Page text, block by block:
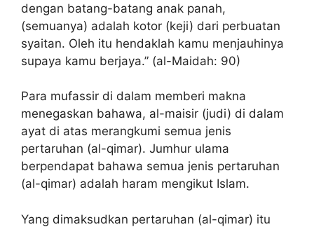
dengan batang-batang anak panah,
(semuanya) adalah kotor (keji) dari perbuatan
syaitan. Oleh itu hendaklah kamu menjauhinya
supaya kamu berjaya.” (al-Maidah: 90)
Para mufassir di dalam memberi makna
menegaskan bahawa, al-maisir (judi) di dalam
ayat di atas merangkumi semua jenis
pertaruhan (al-qimar). Jumhur ulama
berpendapat bahawa semua jenis pertaruhan
(al-qimar) adalah haram mengikut Islam.
Yang dimaksudkan pertaruhan (al-qimar) itu